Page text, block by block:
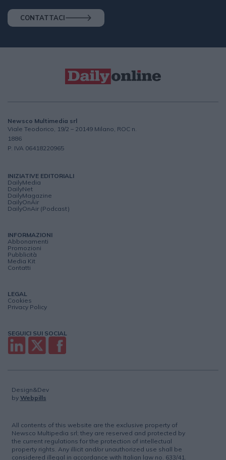
CONTATTACI
Newsco Multimedia srl
Viale Teodorico, 19/2 – 20149 Milano, ROC n.
1886
P. IVA 06418220965
INIZIATIVE EDITORIALI
DailyMedia
DailyNet
DailyMagazine
DailyOnAir
DailyOnAir (Podcast)
INFORMAZIONI
Abbonamenti
Promozioni
Pubblicità
Media Kit
Contatti
LEGAL
Cookies
Privacy Policy
SEGUICI SUI SOCIAL
Design&Dev
by Webpills
All contents of this website are the exclusive property of
Newsco Multipedia srl; they are reserved and protected by
the current regulations for the protection of intellectual
property rights. Any illicit and/or unauthorized use shall be
considered illegal in accordance with Italian law no. 633/41.